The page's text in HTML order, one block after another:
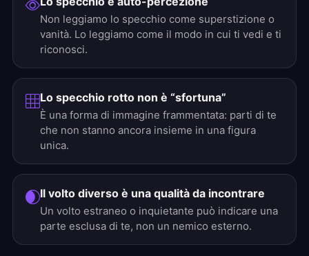
Non leggiamo lo specchio come superstizione o
vanità. Lo leggiamo come il modo in cui ti vedi e ti
riconosci.
Lo specchio rotto non è “sfortuna”
È una forma di immagine frammentata: parti di te
che non stanno ancora insieme in una figura
unica.
Il volto diverso è una qualità da incontrare
Un volto estraneo o inquietante può indicare una
parte esclusa di te, non un nemico esterno.